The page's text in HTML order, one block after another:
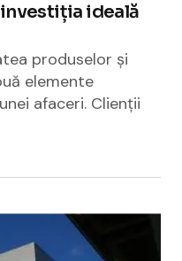
ideală
produselor și
elemente
afaceri. Clienții